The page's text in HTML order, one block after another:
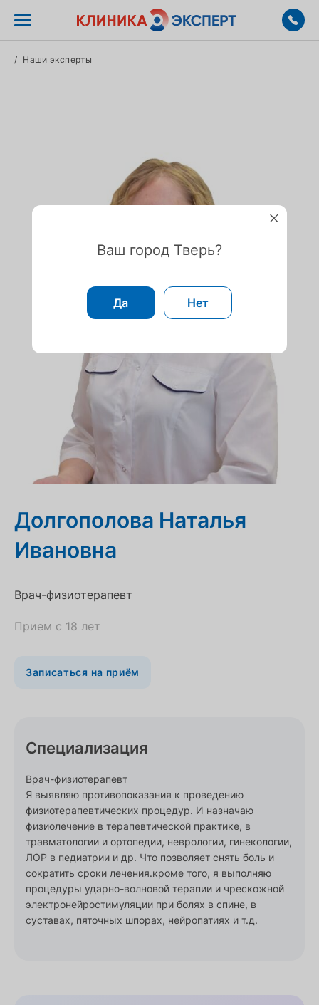
/ Наши эксперты
Долгополова Наталья
Ивановна
Врач-физиотерапевт
Прием с 18 лет
Записаться на приём
Специализация
Врач-физиотерапевт
Я выявляю противопоказания к проведению
физиотерапевтических процедур. И назначаю
физиолечение в терапевтической практике, в
травматологии и ортопедии, неврологии, гинекологии,
ЛОР в педиатрии и др. Что позволяет снять боль и
сократить сроки лечения.кроме того, я выполняю
процедуры ударно-волновой терапии и чрескожной
электронейростимуляции при болях в спине, в
суставах, пяточных шпорах, нейропатиях и т.д.
Ваш город Тверь?
Да Нет